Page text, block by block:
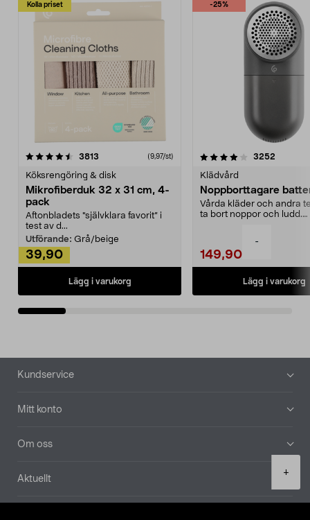
-
+
Kolla priset
3813 (9,97/st)
Köksrengöring & disk
Mikrofiberduk 32 x 31 cm, 4-
pack
Aftonbladets "självklara favorit” i
test av d...
Utförande: Grå/beige
39,90
Lägg i varukorg
-25%
4.0av 5 stjärnor 3252
Klädvård
Noppborttagare
Vårda kläder och andra
ta bort noppor och ludd.
149,90
Lägg i varukorg
4.5av 5 stjärnor
Sidfot
Kundservice
Mitt konto
Om oss
Aktuellt